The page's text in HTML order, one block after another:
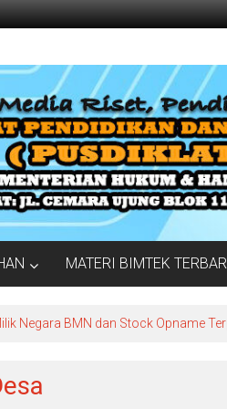
MATERI BIMTEK
Negara BMN dan Stock Opname